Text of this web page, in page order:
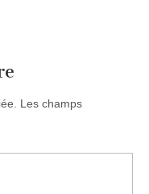
Les champs